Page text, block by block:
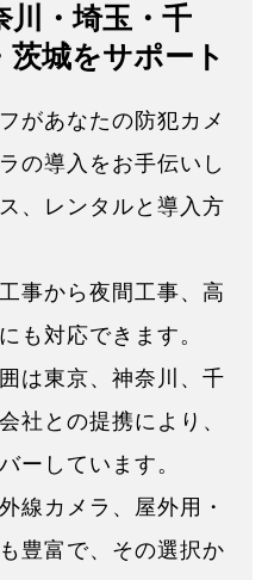
川・埼玉・千
茨城をサポート
があなたの防犯カメ
の導入をお手伝いし
、レンタルと導入方
事から夜間工事、高
も対応できます。
は東京、神奈川、千
社との提携により、
ーしています。
線カメラ、屋外用・
豊富で、その選択か